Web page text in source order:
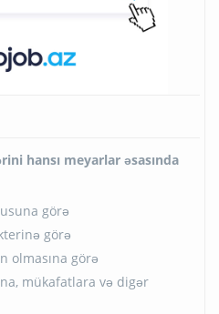
hansı meyarlar əsasında
görə
görə
olmasına görə
mükafatlara və digər